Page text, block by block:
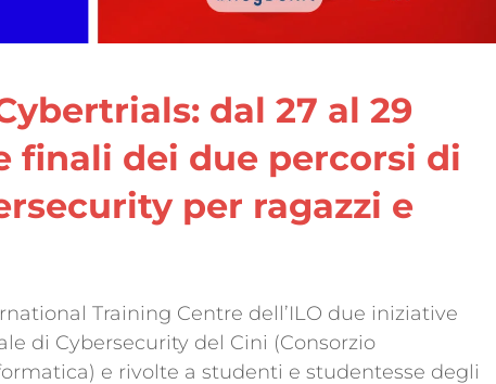
dal 27 al 29
finali dei due percorsi di
per ragazzi e
Training Centre dell’ILO due iniziative
di Cybersecurity del Cini (Consorzio
e rivolte a studenti e studentesse degli